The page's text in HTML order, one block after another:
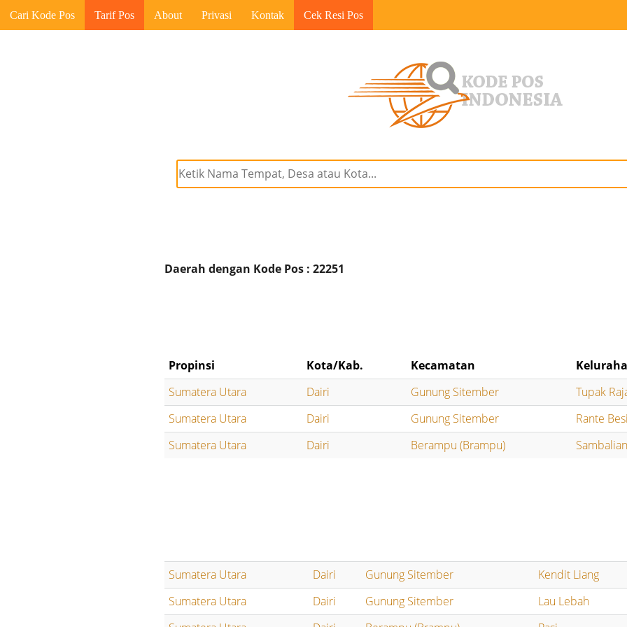
Cari Kode Pos Tarif Pos About Privasi Kontak Cek Resi Pos
Daerah dengan Kode Pos : 22251
Propinsi Kota/Kab. Kecamatan
Sumatera Utara
Dairi Gunung Sitember
Tupak
Sumatera Utara
Dairi Gunung Sitember
Rante
Sumatera Utara
Dairi Berampu (Brampu)
Sumatera Utara Dairi Gunung Sitember
Kendit Liang
Sumatera Utara
Dairi Gunung Sitember
Lau Lebah